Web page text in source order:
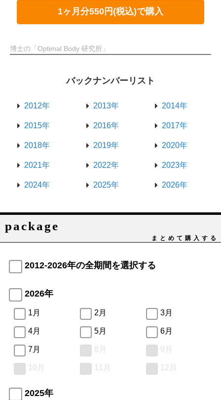
1ヶ月分550円(税込)で購入
博士の「Optimal Body 研究所」
バックナンバーリスト
2012年 2013年 2014年
2015年 2016年 2017年
2018年 2019年 2020年
2021年 2022年 2023年
2024年 2025年 2026年
package
まとめて購入する
2012-2026年の全期間を選択する
2026年
1月 2月 3月
4月 5月 6月
7月 8月 9月
10月 11月 12月
2025年